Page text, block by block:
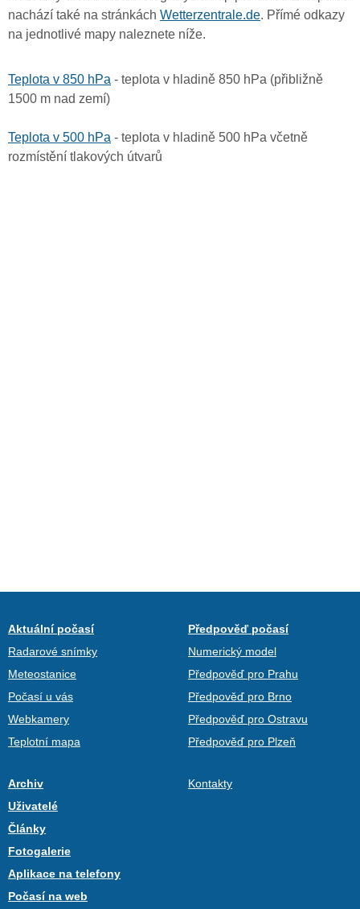
nachází také na stránkách Wetterzentrale.de. Přímé odkazy
na jednotlivé mapy naleznete níže.
Teplota v 850 hPa - teplota v hladině 850 hPa (přibližně
1500 m nad zemí)
Teplota v 500 hPa - teplota v hladině 500 hPa včetně
rozmístění tlakových útvarů
Aktuální počasí
Radarové snímky
Meteostanice
Počasí u vás
Webkamery
Teplotní mapa
Předpověď počasí
Numerický model
Předpověď pro Prahu
Předpověď pro Brno
Předpověď pro Ostravu
Předpověď pro Plzeň
Archiv
Uživatelé
Články
Fotogalerie
Aplikace na telefony
Počasí na web
Kontakty